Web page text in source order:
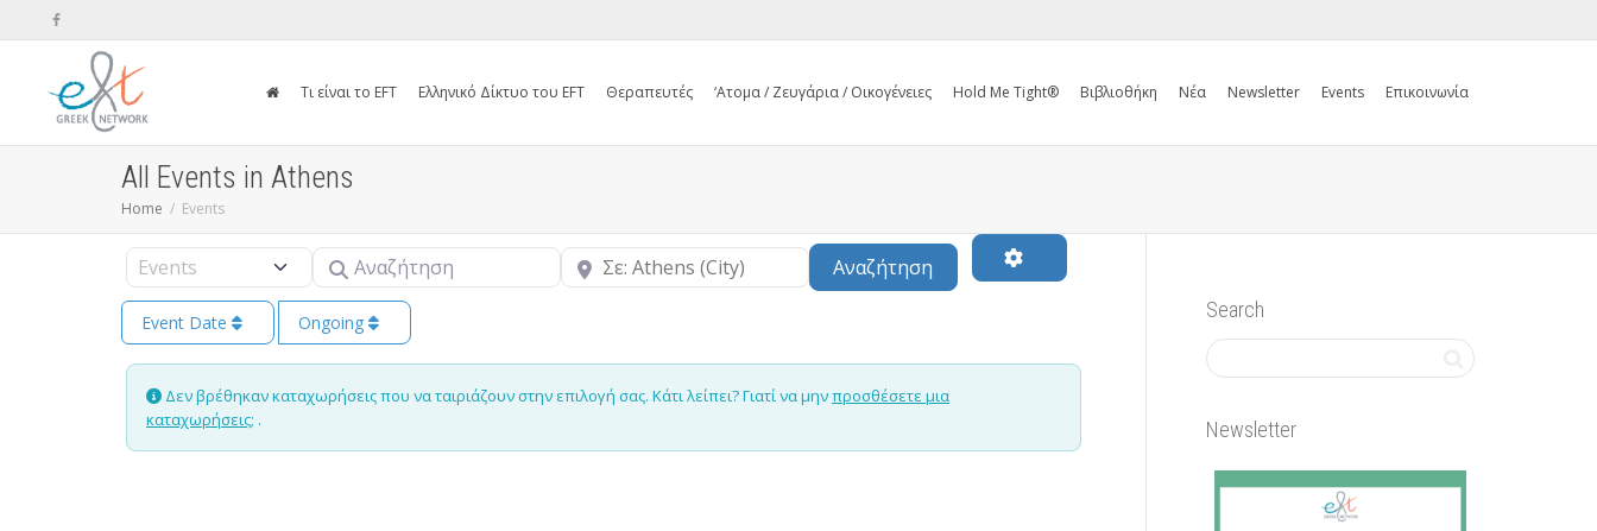
Τι είναι το EFT Ελληνικό Δίκτυο του EFT Θεραπευτές ‘Ατομα / Ζευγάρια / Οικογένειες Hold Me Tight® Βιβλιοθήκη Νέα Newsletter Events Επικοινωνία
All Events in Athens
Home Events
Select search type Αναζήτηση Κοντά Αναζήτηση
Event Date Ongoing
Δεν βρέθηκαν καταχωρήσεις που να ταιριάζουν στην επιλογή σας. Κάτι λείπει? Γιατί να μηνπροσθέσετε μια
καταχωρήσεις; .
Search
Newsletter